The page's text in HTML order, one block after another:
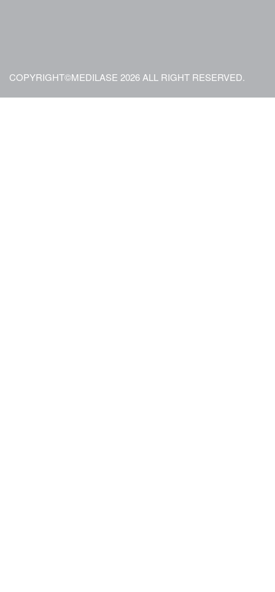
COPYRIGHT©MEDILASE 2026 ALL RIGHT RESERVED.